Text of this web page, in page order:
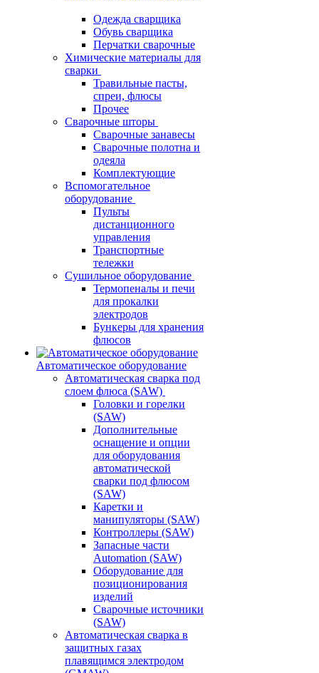
Одежда сварщика
Обувь сварщика
Перчатки сварочные
Химические материалы для
сварки
Травильные пасты,
спреи, флюсы
Прочее
Сварочные шторы
Сварочные занавесы
Сварочные полотна и
одеяла
Комплектующие
Вспомогательное
оборудование
Пульты
дистанционного
управления
Транспортные
тележки
Сушильное оборудование
Термопеналы и печи
для прокалки
электродов
Бункеры для хранения
флюсов
Автоматическое оборудование
Автоматическая сварка под
слоем флюса (SAW)
Головки и горелки
(SAW)
Дополнительные
оснащение и опции
для оборудования
автоматической
сварки под флюсом
(SAW)
Каретки и
манипуляторы (SAW)
Контроллеры (SAW)
Запасные части
Automation (SAW)
Оборудование для
позиционирования
изделий
Сварочные источники
(SAW)
Автоматическая сварка в
защитных газах
плавящимся электродом